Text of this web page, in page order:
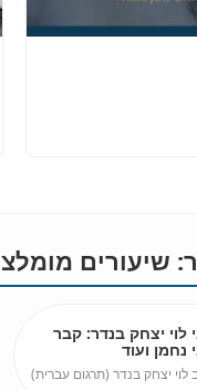
שיעורים
לוי יצחק בנדר: קבר
נחמן ועוד
לוי יצחק בנדר (תרגום עברית)